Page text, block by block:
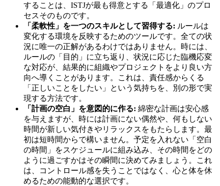
することは、ISTJが最も得意とする「最適化」のプロ
セスそのものです。
「柔軟性」を一つのスキルとして習得する: ルールは
変化する環境を反映するためのツールです。全ての状
況に唯一の正解があるわけではありません。時には、
ルールの「目的」に立ち返り、状況に応じた臨機応変
な対応が、結果的に組織やプロジェクトをより良い方
向へ導くことがあります。これは、責任感からくる
「正しいことをしたい」という気持ちを、別の形で実
現する方法です。
「計画の空白」を意図的に作る: 綿密な計画は安心感
を与えますが、時には計画にない偶然や、何もしない
時間が新しい気付きやリラックスをもたらします。最
初は短時間からで構いません。予定を入れない「空白
の時間」をスケジュールに組み込み、その時間をどの
ように過ごすかはその瞬間に決めてみましょう。これ
は、コントロール感を失うことではなく、心と体を休
めるための能動的な選択です。